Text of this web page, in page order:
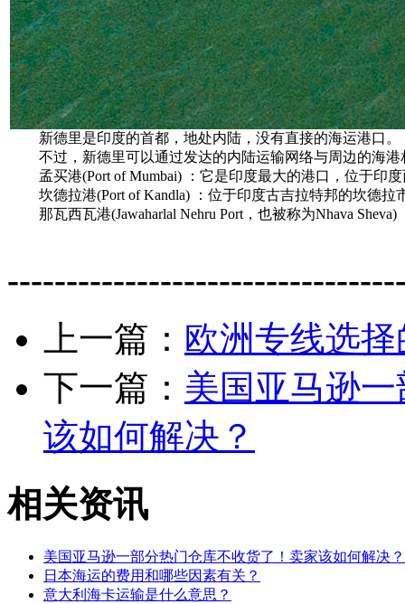
新德里是印度的首都，地处内陆，没有直接的海运港口。
不过，新德里可以通过发达的内陆运输网络与周边的海港
孟买港(Port of Mumbai) ：它是印度最大的港口，位于印度
坎德拉港(Port of Kandla) ：位于印度古吉拉特邦的坎德拉
那瓦西瓦港(Jawaharlal Nehru Port，也被称为Nhava
上一篇： 欧洲专线选
下一篇： 美国亚马逊
该如何解决？
相关资讯
美国亚马逊一部分热门仓库不收货了！卖家该如何解决？
日本海运的费用和哪些因素有关？
意大利海卡运输是什么意思？